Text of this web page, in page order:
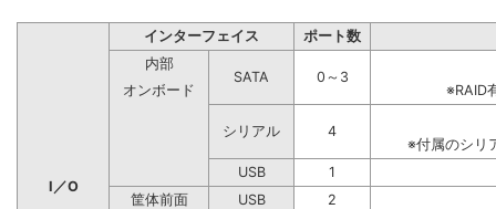
I／O
インターフェイス
ポート数
内部
SATA
0～3
オンボード
※RAID
シリアル
4
※付属のシリ
USB
1
筐体前面
USB
2